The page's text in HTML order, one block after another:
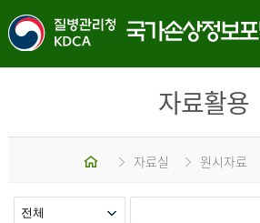
자료활용
홈 자료실 원시자료